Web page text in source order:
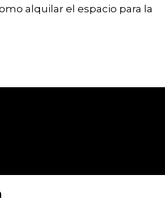
alquilar el espacio para la